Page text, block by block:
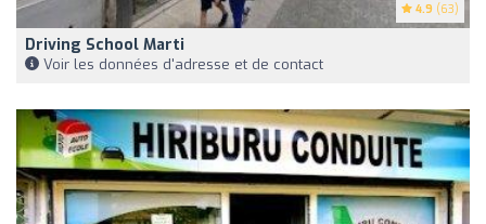
4.9 (63)
Driving School Marti
Voir les données d'adresse et de contact